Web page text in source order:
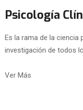
Psicología
Es la rama de la ciencia
investigación de todos
Ver Más